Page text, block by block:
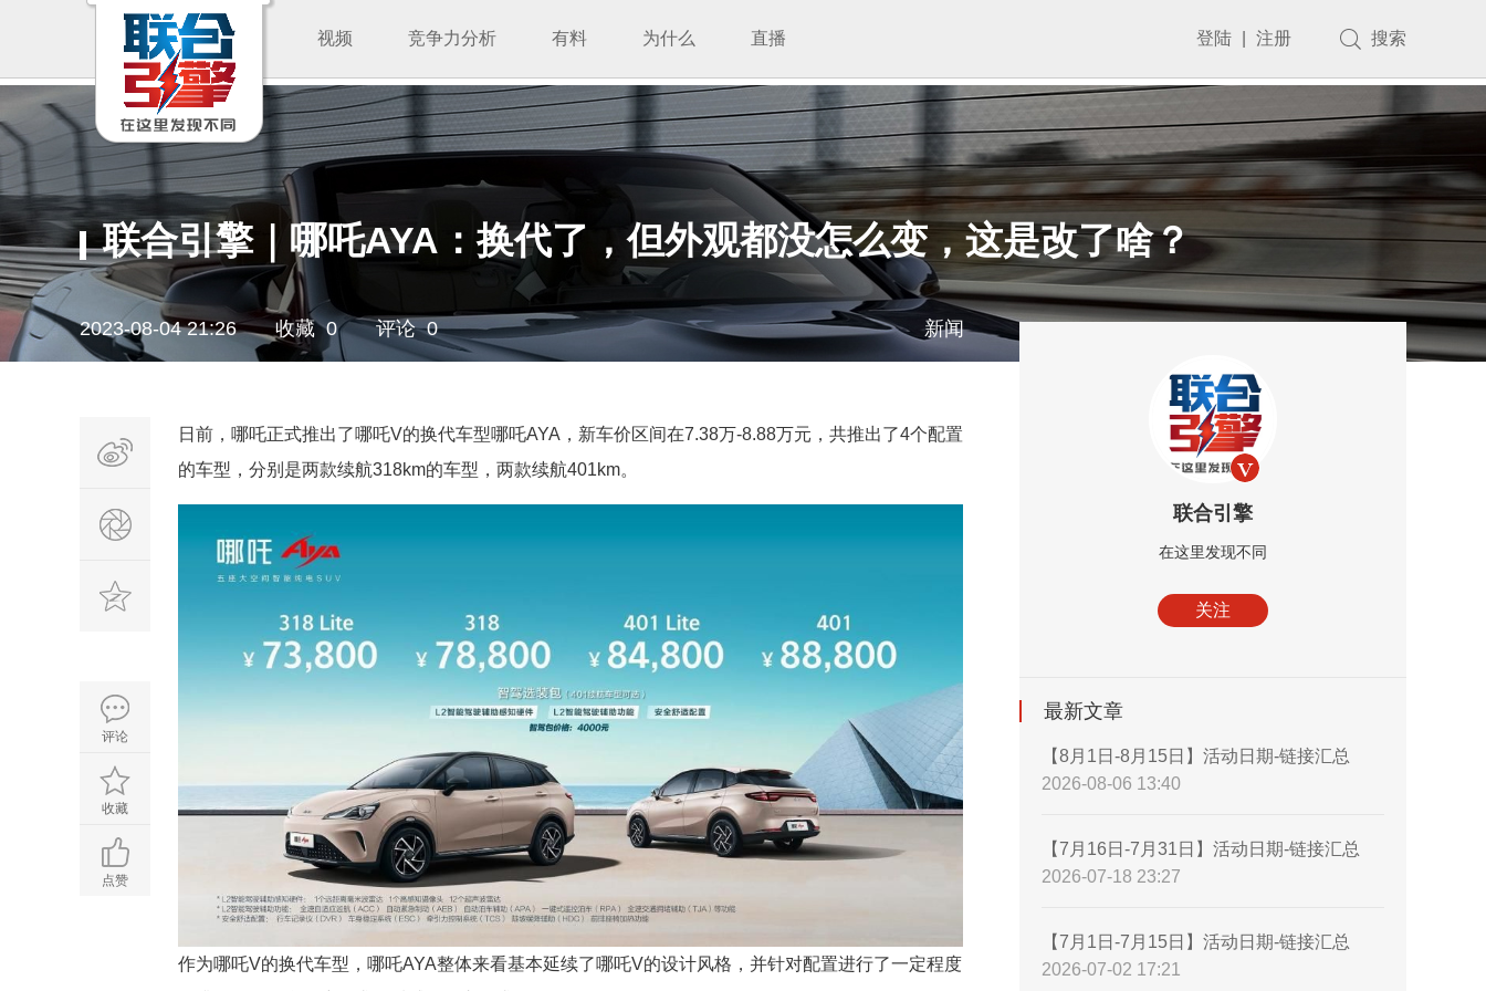
视频 竞争力分析 有料 为什么 直播 登陆 注册 搜索
联合引擎｜哪吒AYA：换代了，但外观都没怎么变，这是改了啥？
2023-08-04 21:26 收藏 0 评论 0 新闻
评论
收藏
点赞
日前，哪吒正式推出了哪吒V的换代车型哪吒AYA，新车价区间在7.38万-8.88万元，共推出了4个配置
的车型，分别是两款续航318km的车型，两款续航401km。
作为哪吒V的换代车型，哪吒AYA整体来看基本延续了哪吒V的设计风格，并针对配置进行了一定程度
联合引擎
在这里发现不同
关注
最新文章
【8月1日-8月15日】活动日期-链接汇总
2026-08-06 13:40
【7月16日-7月31日】活动日期-链接汇总
2026-07-18 23:27
【7月1日-7月15日】活动日期-链接汇总
2026-07-02 17:21